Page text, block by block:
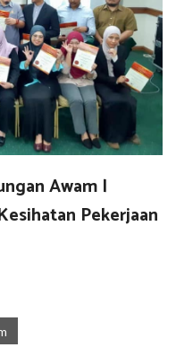
Awam |
Pekerjaan